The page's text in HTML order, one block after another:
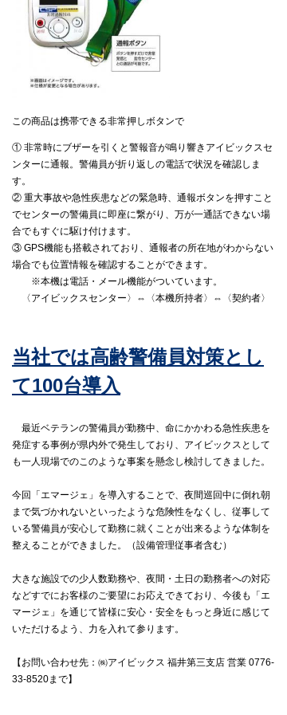
この商品は携帯できる非常押しボタンで
① 非常時にブザーを引くと警報音が鳴り響きアイビックスセ
ンターに通報。警備員が折り返しの電話で状況を確認しま
す。
② 重大事故や急性疾患などの緊急時、通報ボタンを押すこと
でセンターの警備員に即座に繋がり、万が一通話できない場
合でもすぐに駆け付けます。
③ GPS機能も搭載されており、通報者の所在地がわからない
場合でも位置情報を確認することができます。
※本機は電話・メール機能がついています。
〈アイビックスセンター〉⇔〈本機所持者〉⇔〈契約者〉
当社では高齢警備員対策とし
て100台導入
最近ベテランの警備員が勤務中、命にかかわる急性疾患を
発症する事例が県内外で発生しており、アイビックスとして
も一人現場でのこのような事案を懸念し検討してきました。
今回「エマージェ」を導入することで、夜間巡回中に倒れ朝
まで気づかれないといったような危険性をなくし、従事して
いる警備員が安心して勤務に就くことが出来るような体制を
整えることができました。（設備管理従事者含む）
大きな施設での少人数勤務や、夜間・土日の勤務者への対応
などすでにお客様のご要望にお応えできており、今後も「エ
マージェ」を通じて皆様に安心・安全をもっと身近に感じて
いただけるよう、力を入れて参ります。
【お問い合わせ先：㈱アイビックス 福井第三支店 営業 0776-
33-8520まで】